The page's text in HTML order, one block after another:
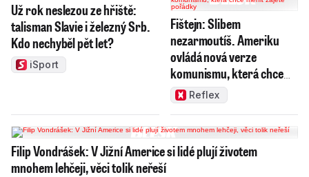
Už rok neslezou ze hřiště:
talisman Slavie i železný Srb.
Kdo nechyběl pět let?
iSport
Fištejn: Slibem
nezarmoutíš. Ameriku
ovládá nová verze
komunismu, která chce
měnit zajeté pořádky
Reflex
Filip Vondrášek: V Jižní Americe si lidé plují životem
mnohem lehčeji, věci tolik neřeší